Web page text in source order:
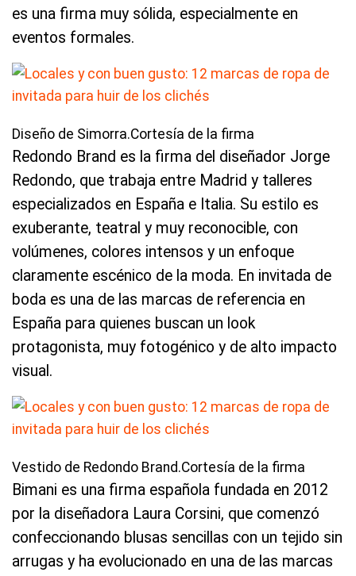
es una firma muy sólida, especialmente en
eventos formales.
Diseño de Simorra.Cortesía de la firma
Redondo Brand es la firma del diseñador Jorge
Redondo, que trabaja entre Madrid y talleres
especializados en España e Italia. Su estilo es
exuberante, teatral y muy reconocible, con
volúmenes, colores intensos y un enfoque
claramente escénico de la moda. En invitada de
boda es una de las marcas de referencia en
España para quienes buscan un look
protagonista, muy fotogénico y de alto impacto
visual.
Vestido de Redondo Brand.Cortesía de la firma
Bimani es una firma española fundada en 2012
por la diseñadora Laura Corsini, que comenzó
confeccionando blusas sencillas con un tejido sin
arrugas y ha evolucionado en una de las marcas